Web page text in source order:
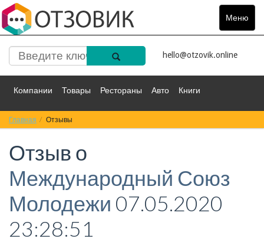
Меню
Toggle
hello@otzovik.online
Компании Товары Рестораны Авто Книги
Спорт Фильмы
Красота Здоровье
Главная Отзывы
Отзыв о
Международный Союз
Молодежи 07.05.2020
23:28:51